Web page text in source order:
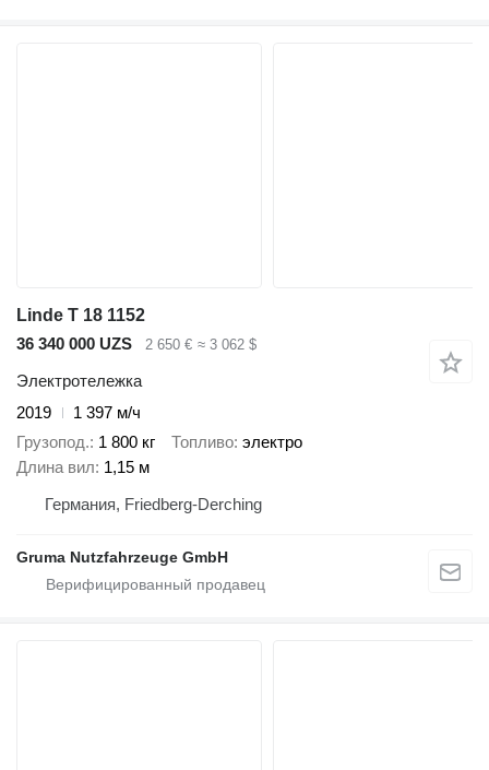
Linde T 18 1152
36 340 000 UZS
2 650 € ≈ 3 062 $
Электротележка
2019
1 397 м/ч
Грузопод. 1 800 кг Топливо электро
Длина вил 1,15 м
Германия, Friedberg-Derching
Gruma Nutzfahrzeuge GmbH